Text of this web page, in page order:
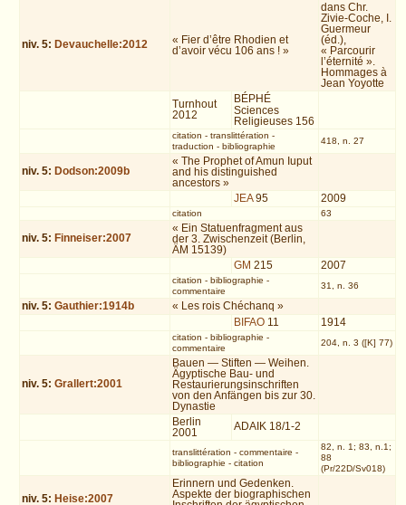
niv. 5: Devauchelle:2012
« Fier d’être Rhodien et
d’avoir vécu 106 ans ! »
dans Chr.
Zivie-Coche, I.
Guermeur
(éd.),
« Parcourir
l’éternité ».
Hommages à
Jean Yoyotte
Turnhout
2012
BÉPHÉ
Sciences
Religieuses 156
citation - translittération -
traduction - bibliographie
418, n. 27
niv. 5: Dodson:2009b
« The Prophet of Amun Iuput
and his distinguished
ancestors »
JEA95 2009
citation 63
niv. 5: Finneiser:2007
« Ein Statuenfragment aus
der 3. Zwischenzeit (Berlin,
ÄM 15139)
GM 215 2007
citation - bibliographie -
commentaire
31, n. 36
niv. 5:Gauthier:1914b
« Les rois Chéchanq »
BIFAO 11 1914
citation - bibliographie -
commentaire
204, n. 3 ([K] 77)
niv. 5:Grallert:2001
Bauen — Stiften — Weihen.
Ägyptische Bau- und
Restaurierungsinschriften
von den Anfängen bis zur 30.
Dynastie
Berlin
2001
ADAIK 18/1-2
translittération - commentaire -
bibliographie - citation
82, n. 1; 83, n.1;
88
(Pr/22D/Sv018)
niv. 5: Heise:2007
Erinnern und Gedenken.
Aspekte der biographischen